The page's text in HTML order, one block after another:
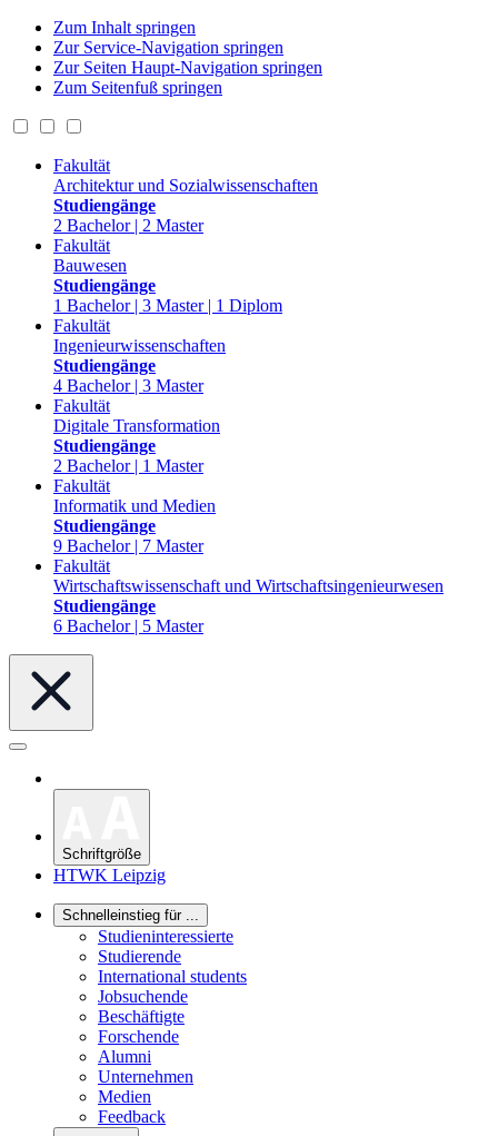
Zum Inhalt springen
Zur Service-Navigation springen
Zur Seiten Haupt-Navigation springen
Zum Seitenfuß springen
Fakultät
Architektur und Sozialwissenschaften
Studiengänge
2 Bachelor | 2 Master
Fakultät
Bauwesen
Studiengänge
1 Bachelor | 3 Master | 1 Diplom
Fakultät
Ingenieurwissenschaften
Studiengänge
4 Bachelor | 3 Master
Fakultät
Digitale Transformation
Studiengänge
2 Bachelor | 1 Master
Fakultät
Informatik und Medien
Studiengänge
9 Bachelor | 7 Master
Fakultät
Wirtschaftswissenschaft und Wirtschaftsingenieurwesen
Studiengänge
6 Bachelor | 5 Master
Schriftgröße
HTWK Leipzig
Schnelleinstieg für ...
Studieninteressierte
Studierende
International students
Jobsuchende
Beschäftigte
Forschende
Alumni
Unternehmen
Medien
Feedback